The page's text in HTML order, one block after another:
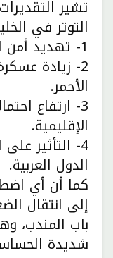
تشير
التوتر في
1- تهديد أمن الممرات البحرية العربية.
2- زيادة
الأحمر.
3- ارتفاع
الإقليمية.
4- التأثير
الدول العربية.
كما أن أي
إلى انتقال
باب المندب،
شديدة